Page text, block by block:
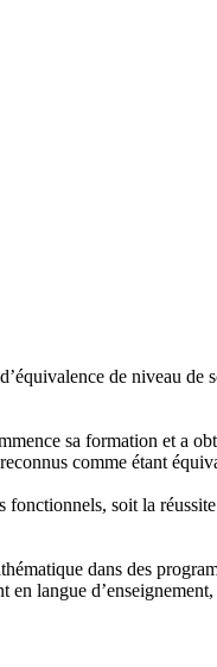
de niveau
sa formation et a
comme étant
soit la
dans des
langue